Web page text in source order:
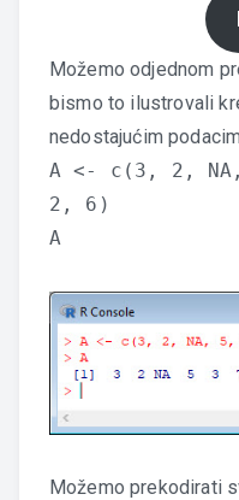
Možemo odjednom
bismo to ilustrovali
nedostajućim
A <- c(3, 2,
2, 6)
A
Možemo prekodirati